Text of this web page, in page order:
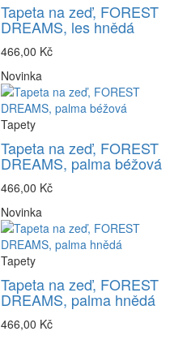
Tapeta na zeď, FOREST
DREAMS, les hnědá
466,00 Kč
Novinka
Tapety
Tapeta na zeď, FOREST
DREAMS, palma béžová
466,00 Kč
Novinka
Tapety
Tapeta na zeď, FOREST
DREAMS, palma hnědá
466,00 Kč